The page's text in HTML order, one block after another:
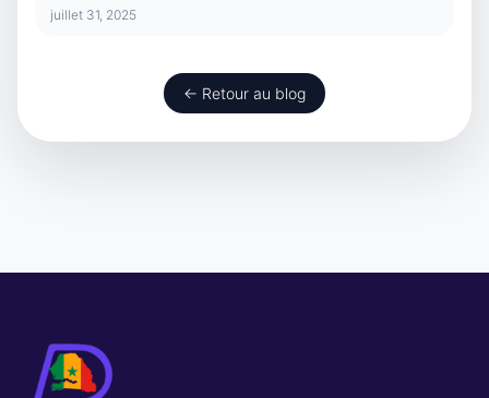
juillet 31, 2025
← Retour au blog